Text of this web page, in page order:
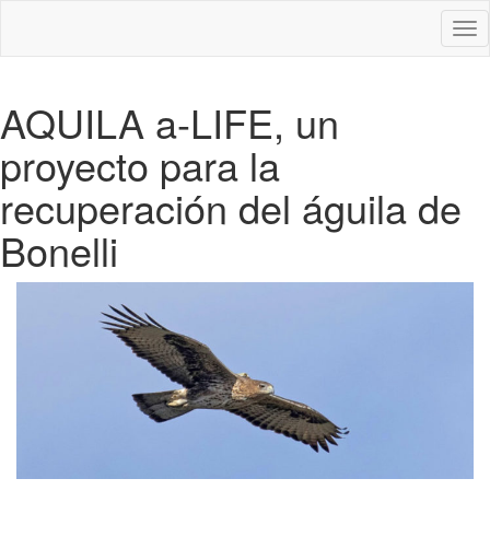
AQUILA a-LIFE, un
proyecto para la
recuperación del águila de
Bonelli